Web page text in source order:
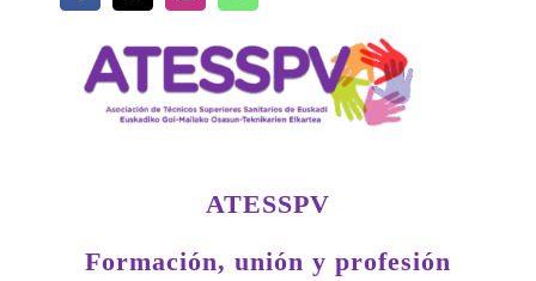
ATESSPV
Formación, unión y profesión